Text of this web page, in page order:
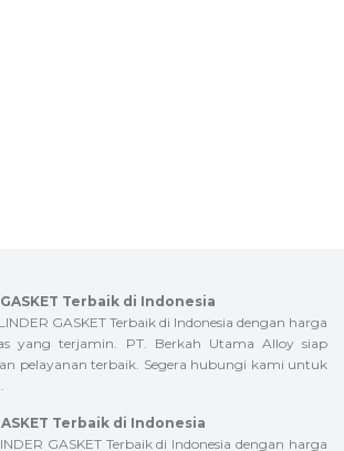
Terbaik di Indonesia
GASKET Terbaik di Indonesia dengan harga
yang terjamin. PT. Berkah Utama Alloy siap
pelayanan terbaik. Segera hubungi kami untuk
Terbaik di Indonesia
GASKET Terbaik di Indonesia dengan harga